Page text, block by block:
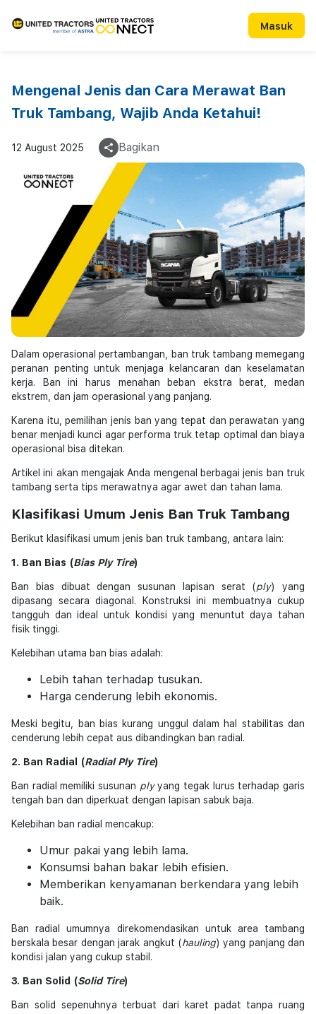
Masuk
Mengenal Jenis dan Cara Merawat Ban
Truk Tambang, Wajib Anda Ketahui!
12 August 2025 Bagikan
Dalam operasional pertambangan, ban truk tambang memegang
peranan penting untuk menjaga kelancaran dan keselamatan
kerja. Ban ini harus menahan beban ekstra berat, medan
ekstrem, dan jam operasional yang panjang.
Karena itu, pemilihan jenis ban yang tepat dan perawatan yang
benar menjadi kunci agar performa truk tetap optimal dan biaya
operasional bisa ditekan.
Artikel ini akan mengajak Anda mengenal berbagai jenis ban truk
tambang serta tips merawatnya agar awet dan tahan lama.
Klasifikasi Umum Jenis Ban Truk Tambang
Berikut klasifikasi umum jenis ban truk tambang, antara lain:
1. Ban Bias (Bias Ply Tire)
Ban bias dibuat dengan susunan lapisan serat (ply) yang
dipasang secara diagonal. Konstruksi ini membuatnya cukup
tangguh dan ideal untuk kondisi yang menuntut daya tahan
fisik tinggi.
Kelebihan utama ban bias adalah:
Lebih tahan terhadap tusukan.
Harga cenderung lebih ekonomis.
Meski begitu, ban bias kurang unggul dalam hal stabilitas dan
cenderung lebih cepat aus dibandingkan ban radial.
2. Ban Radial (Radial Ply Tire)
Ban radial memiliki susunan plyyang tegak lurus terhadap garis
tengah ban dan diperkuat dengan lapisan sabuk baja.
Kelebihan ban radial mencakup:
Umur pakai yang lebih lama.
Konsumsi bahan bakar lebih efisien.
Memberikan kenyamanan berkendara yang lebih
baik.
Ban radial umumnya direkomendasikan untuk area tambang
berskala besar dengan jarak angkut (hauling) yang panjang dan
kondisi jalan yang cukup stabil.
3. Ban Solid (Solid Tire)
Ban solid sepenuhnya terbuat dari karet padat tanpa ruang